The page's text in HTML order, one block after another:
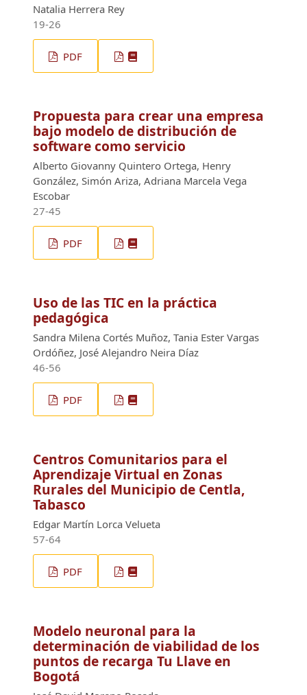
Natalia Herrera Rey
19-26
PDF
Propuesta para crear una empresa
bajo modelo de distribución de
software como servicio
Alberto Giovanny Quintero Ortega, Henry
González, Simón Ariza, Adriana Marcela Vega
Escobar
27-45
PDF
Uso de las TIC en la práctica
pedagógica
Sandra Milena Cortés Muñoz, Tania Ester Vargas
Ordóñez, José Alejandro Neira Díaz
46-56
PDF
Centros Comunitarios para el
Aprendizaje Virtual en Zonas
Rurales del Municipio de Centla,
Tabasco
Edgar Martín Lorca Velueta
57-64
PDF
Modelo neuronal para la
determinación de viabilidad de los
puntos de recarga Tu Llave en
Bogotá